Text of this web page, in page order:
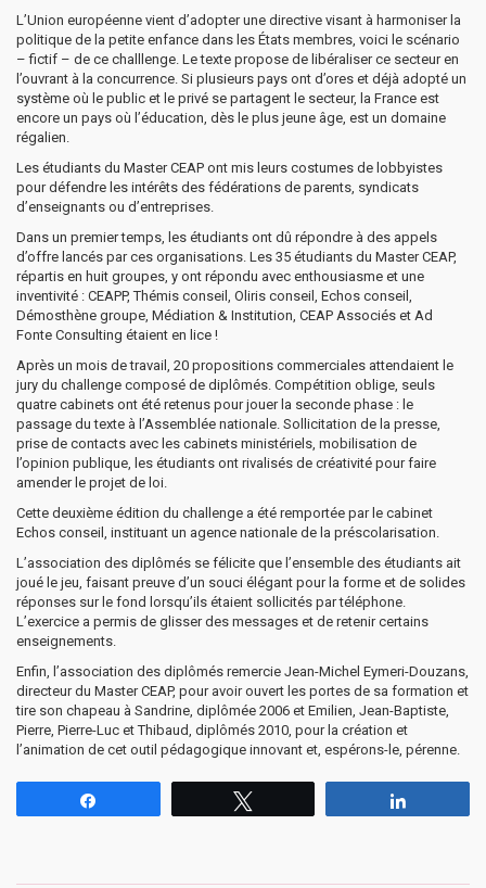
L’Union européenne vient d’adopter une directive visant à harmoniser la
politique de la petite enfance dans les États membres, voici le scénario
– fictif – de ce challlenge. Le texte propose de libéraliser ce secteur en
l’ouvrant à la concurrence. Si plusieurs pays ont d’ores et déjà adopté un
système où le public et le privé se partagent le secteur, la France est
encore un pays où l’éducation, dès le plus jeune âge, est un domaine
régalien.
Les étudiants du Master CEAP ont mis leurs costumes de lobbyistes
pour défendre les intérêts des fédérations de parents, syndicats
d’enseignants ou d’entreprises.
Dans un premier temps, les étudiants ont dû répondre à des appels
d’offre lancés par ces organisations. Les 35 étudiants du Master CEAP,
répartis en huit groupes, y ont répondu avec enthousiasme et une
inventivité : CEAPP, Thémis conseil, Oliris conseil, Echos conseil,
Démosthène groupe, Médiation & Institution, CEAP Associés et Ad
Fonte Consulting étaient en lice !
Après un mois de travail, 20 propositions commerciales attendaient le
jury du challenge composé de diplômés. Compétition oblige, seuls
quatre cabinets ont été retenus pour jouer la seconde phase : le
passage du texte à l’Assemblée nationale. Sollicitation de la presse,
prise de contacts avec les cabinets ministériels, mobilisation de
l’opinion publique, les étudiants ont rivalisés de créativité pour faire
amender le projet de loi.
Cette deuxième édition du challenge a été remportée par le cabinet
Echos conseil, instituant un agence nationale de la préscolarisation.
L’association des diplômés se félicite que l’ensemble des étudiants ait
joué le jeu, faisant preuve d’un souci élégant pour la forme et de solides
réponses sur le fond lorsqu’ils étaient sollicités par téléphone.
L’exercice a permis de glisser des messages et de retenir certains
enseignements.
Enfin, l’association des diplômés remercie Jean-Michel Eymeri-Douzans,
directeur du Master CEAP, pour avoir ouvert les portes de sa formation et
tire son chapeau à Sandrine, diplômée 2006 et Emilien, Jean-Baptiste,
Pierre, Pierre-Luc et Thibaud, diplômés 2010, pour la création et
l’animation de cet outil pédagogique innovant et, espérons-le, pérenne.